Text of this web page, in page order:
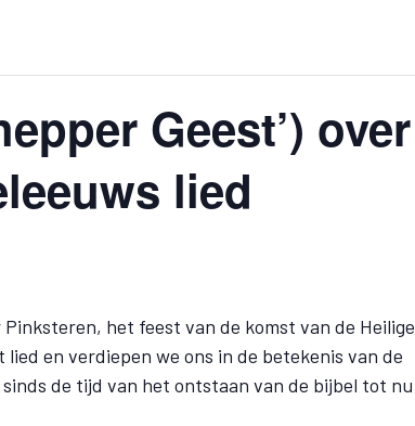
Geest’) over
lied
Pinksteren, het feest van de komst van de Heilige
en verdiepen we ons in de betekenis van de
de tijd van het ontstaan van de bijbel tot nu